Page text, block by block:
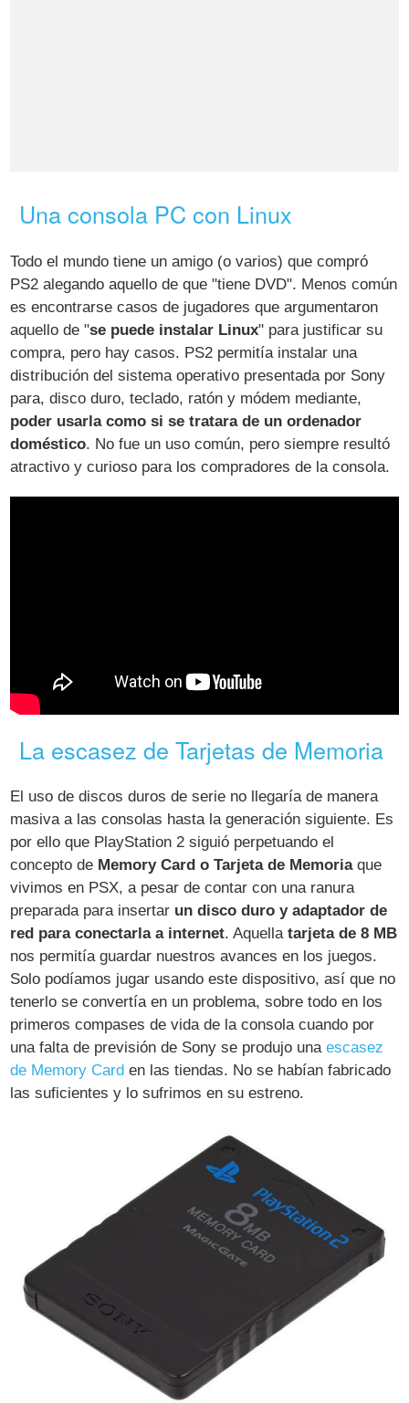
Una consola PC con Linux
Todo el mundo tiene un amigo (o varios) que compró
PS2 alegando aquello de que "tiene DVD". Menos común
es encontrarse casos de jugadores que argumentaron
aquello de "se puede instalar Linux" para justificar su
compra, pero hay casos. PS2 permitía instalar una
distribución del sistema operativo presentada por Sony
para, disco duro, teclado, ratón y módem mediante,
poder usarla como si se tratara de un ordenador
doméstico. No fue un uso común, pero siempre resultó
atractivo y curioso para los compradores de la consola.
La escasez de Tarjetas de Memoria
El uso de discos duros de serie no llegaría de manera
masiva a las consolas hasta la generación siguiente. Es
por ello que PlayStation 2 siguió perpetuando el
concepto de Memory Card o Tarjeta de Memoriaque
vivimos en PSX, a pesar de contar con una ranura
preparada para insertar un disco duro y adaptador de
red para conectarla a internet. Aquellatarjeta de 8 MB
nos permitía guardar nuestros avances en los juegos.
Solo podíamos jugar usando este dispositivo, así que no
tenerlo se convertía en un problema, sobre todo en los
primeros compases de vida de la consola cuando por
una falta de previsión de Sony se produjo unaescasez
de Memory Card en las tiendas. No se habían fabricado
las suficientes y lo sufrimos en su estreno.